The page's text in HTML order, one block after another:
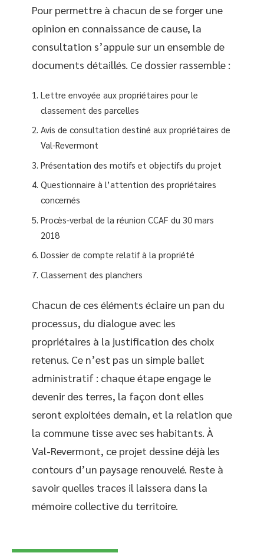
Pour permettre à chacun de se forger une
opinion en connaissance de cause, la
consultation s’appuie sur un ensemble de
documents détaillés. Ce dossier rassemble :
Lettre envoyée aux propriétaires pour le
classement des parcelles
Avis de consultation destiné aux propriétaires de
Val-Revermont
Présentation des motifs et objectifs du projet
Questionnaire à l’attention des propriétaires
concernés
Procès-verbal de la réunion CCAF du 30 mars
2018
Dossier de compte relatif à la propriété
Classement des planchers
Chacun de ces éléments éclaire un pan du
processus, du dialogue avec les
propriétaires à la justification des choix
retenus. Ce n’est pas un simple ballet
administratif : chaque étape engage le
devenir des terres, la façon dont elles
seront exploitées demain, et la relation que
la commune tisse avec ses habitants. À
Val-Revermont, ce projet dessine déjà les
contours d’un paysage renouvelé. Reste à
savoir quelles traces il laissera dans la
mémoire collective du territoire.